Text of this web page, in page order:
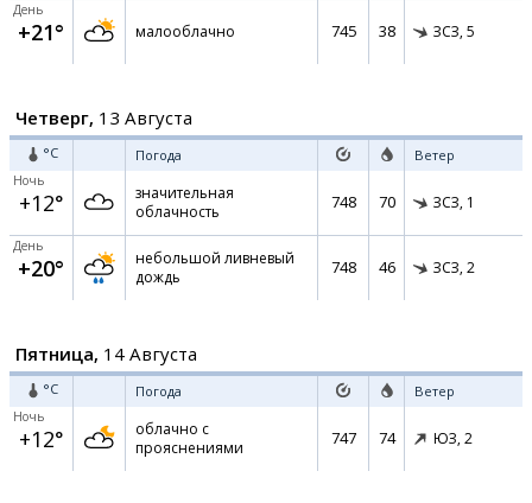
День
+21° малооблачно 745 38 ЗСЗ, 5
Четверг, 13 Августа
°C Погода Ветер
Ночь
+12°
значительная
облачность
748 70 ЗСЗ, 1
День
+20°
небольшой ливневый
дождь
748 46 ЗСЗ, 2
Пятница, 14 Августа
°C Погода Ветер
Ночь
+12°
облачно с
прояснениями
747 74 ЮЗ, 2